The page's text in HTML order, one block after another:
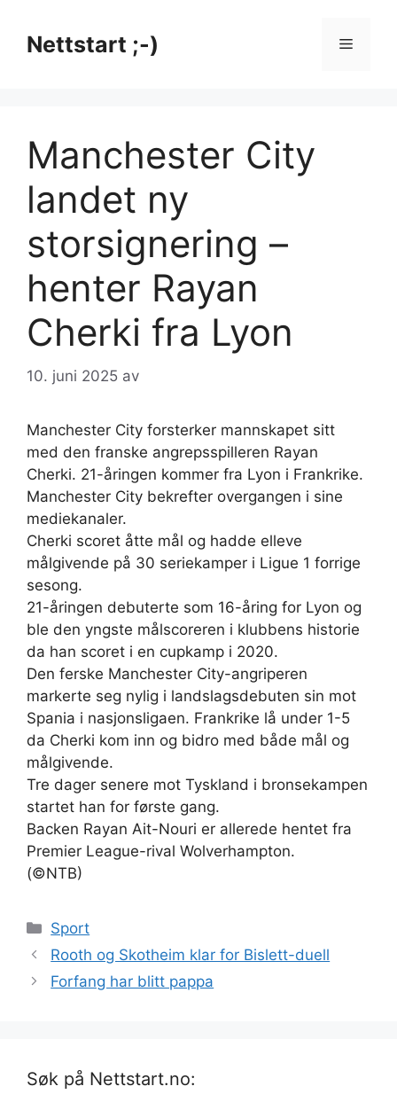
innholdNettstart ;-) Meny
Manchester City
landet ny
storsignering –
henter Rayan
Cherki fra Lyon
10. juni 2025 av
Manchester City forsterker mannskapet sitt
med den franske angrepsspilleren Rayan
Cherki. 21-åringen kommer fra Lyon i Frankrike.
Manchester City bekrefter overgangen i sine
mediekanaler.
Cherki scoret åtte mål og hadde elleve
målgivende på 30 seriekamper i Ligue 1 forrige
sesong.
21-åringen debuterte som 16-åring for Lyon og
ble den yngste målscoreren i klubbens historie
da han scoret i en cupkamp i 2020.
Den ferske Manchester City-angriperen
markerte seg nylig i landslagsdebuten sin mot
Spania i nasjonsligaen. Frankrike lå under 1-5
da Cherki kom inn og bidro med både mål og
målgivende.
Tre dager senere mot Tyskland i bronsekampen
startet han for første gang.
Backen Rayan Ait-Nouri er allerede hentet fra
Premier League-rival Wolverhampton.
(©NTB)
Kategorier
Sport
Rooth og Skotheim klar for Bislett-duell
Forfang har blitt pappa
Søk på Nettstart.no: